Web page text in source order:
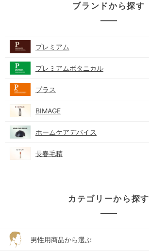
ブランドから探す
プレミアム
プレミアムボタニカル
プラス
BIMAGE
ホームケアデバイス
長春毛精
カテゴリーから探す
男性用商品から選ぶ